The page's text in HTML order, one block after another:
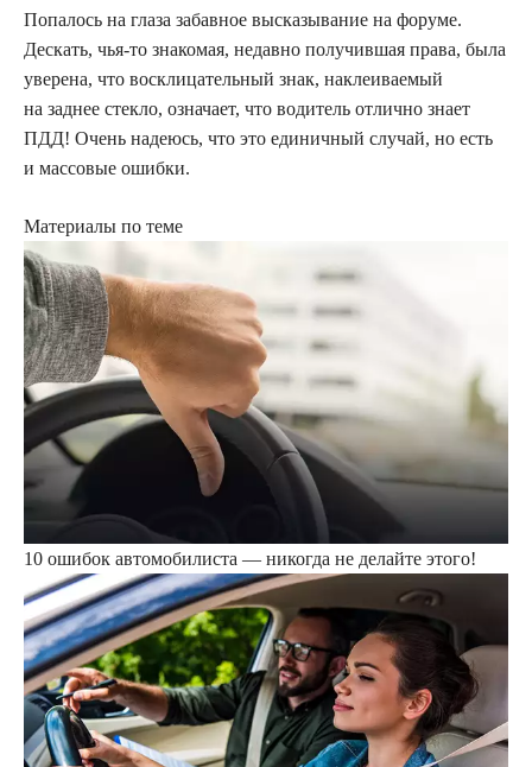
Попалось на глаза забавное высказывание на форуме.
Дескать, чья-то знакомая, недавно получившая права, была
уверена, что восклицательный знак, наклеиваемый
на заднее стекло, означает, что водитель отлично знает
ПДД! Очень надеюсь, что это единичный случай, но есть
и массовые ошибки.
Материалы по теме
10 ошибок автомобилиста — никогда не делайте этого!